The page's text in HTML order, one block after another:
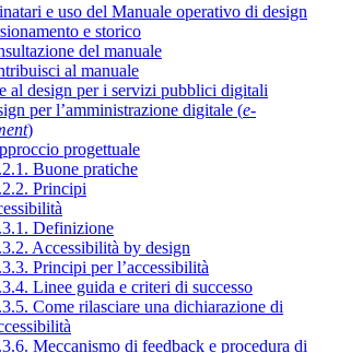
e uso del Manuale operativo di design
e storico
del manuale
al manuale
al design per i servizi pubblici digitali
per l’amministrazione digitale (e-
)
progettuale
Buone pratiche
Principi
Definizione
Accessibilità by design
Principi per l’accessibilità
Linee guida e criteri di successo
Come rilasciare una dichiarazione di
Meccanismo di feedback e procedura di